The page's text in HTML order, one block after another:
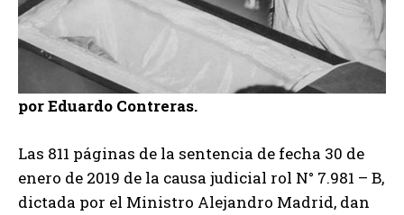
por Eduardo Contreras.
Las 811 páginas de la sentencia de fecha 30 de
enero de 2019 de la causa judicial rol N° 7.981 – B,
dictada por el Ministro Alejandro Madrid, dan